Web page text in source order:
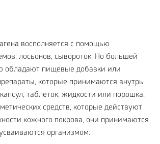
восполняется с помощью
лосьонов, сывороток. Но большей
обладают пищевые добавки или
которые принимаются внутрь:
таблеток, жидкости или порошка.
средств, которые действуют
кожного покрова, они принимаются
организмом.